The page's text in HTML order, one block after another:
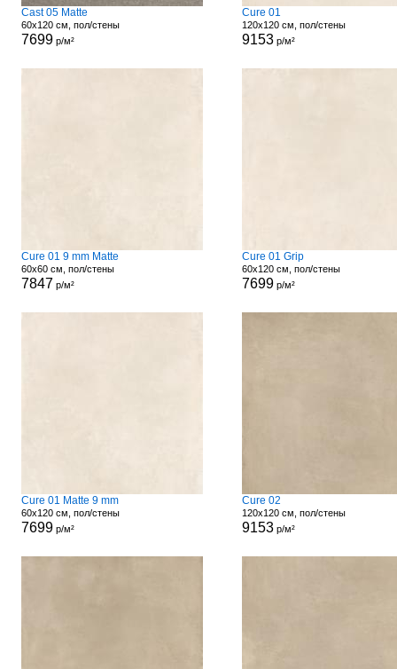
Cast 05 Matte
60x120 см, пол/стены
7699р/м²
Cure 01
120x120 см, пол/стены
9153р/м²
Cure 01 9 mm Matte
60x60 см, пол/стены
7847 р/м²
Cure 01 Grip
60x120 см, пол/стены
7699р/м²
Cure 01 Matte 9 mm
60x120 см, пол/стены
7699р/м²
Cure 02
120x120 см, пол/стены
9153р/м²